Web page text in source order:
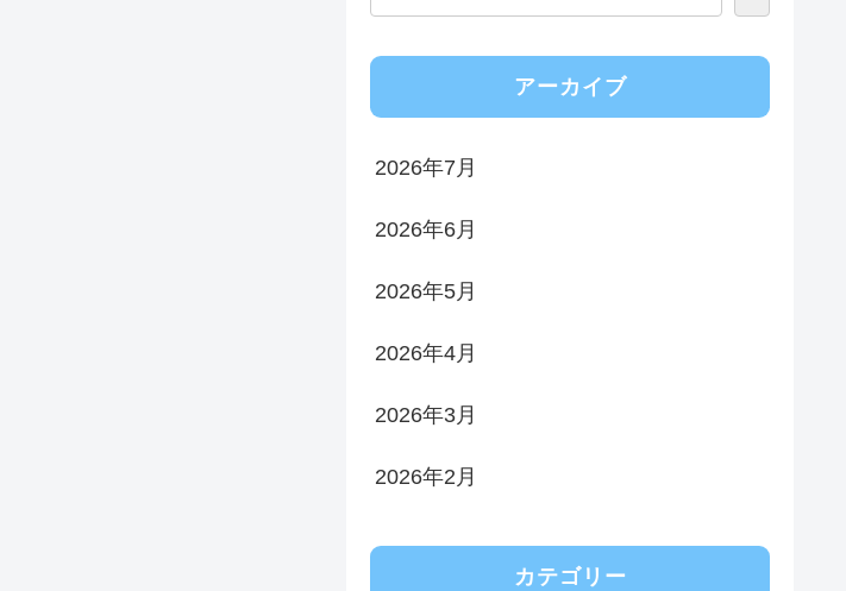
アーカイブ
2026年7月
2026年6月
2026年5月
2026年4月
2026年3月
2026年2月
カテゴリー